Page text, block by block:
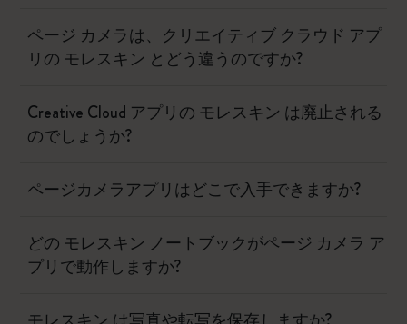
ページ カメラは、クリエイティブ クラウド アプ
リの モレスキン とどう違うのですか?
Creative Cloud アプリの モレスキン は廃止される
のでしょうか?
ページカメラアプリはどこで入手できますか?
どの モレスキン ノートブックがページ カメラ ア
プリで動作しますか?